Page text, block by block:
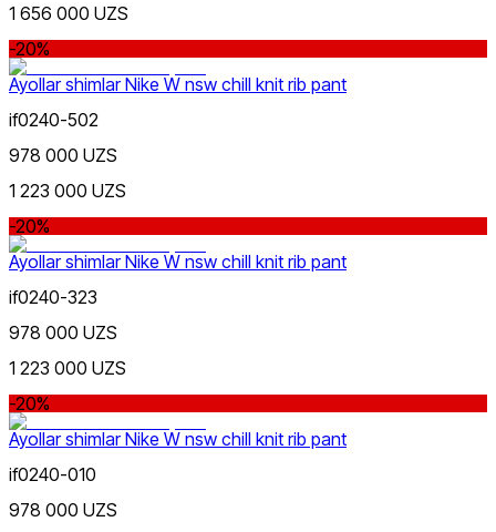
Siyohrang
Jigarrang
Nike Tashkent Amir Temur
Nike Tashkent City Mall
Faqat onlayn (yetkazib berish)
1 656 000 UZS
-20%
Ayollar shimlar Nike W nsw chill knit rib pant
if0240-502
978 000 UZS
1 223 000 UZS
-20%
Ayollar shimlar Nike W nsw chill knit rib pant
if0240-323
978 000 UZS
1 223 000 UZS
-20%
Ayollar shimlar Nike W nsw chill knit rib pant
if0240-010
978 000 UZS